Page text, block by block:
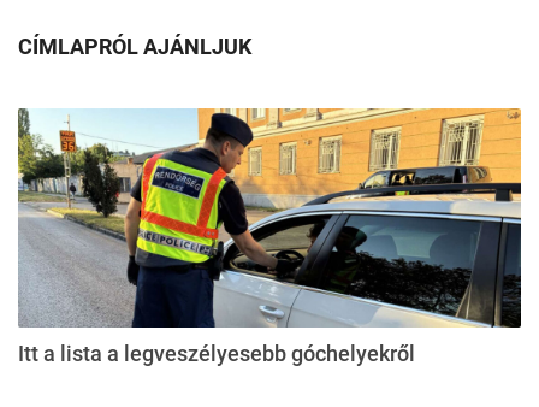
CÍMLAPRÓL AJÁNLJUK
Itt a lista a legveszélyesebb góchelyekről